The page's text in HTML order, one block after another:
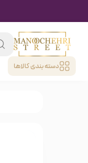
دسته بندی کالا‌ها